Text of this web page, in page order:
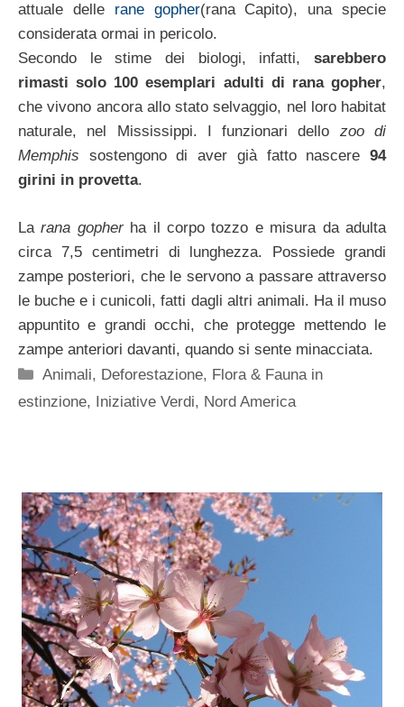
attuale delle rane gopher(rana Capito), una specie
considerata ormai in pericolo.
Secondo le stime dei biologi, infatti, sarebbero
rimasti solo 100 esemplari adulti di rana gopher,
che vivono ancora allo stato selvaggio, nel loro habitat
naturale, nel Mississippi. I funzionari dello zoo di
Memphis sostengono di aver già fatto nascere 94
girini in provetta.
La rana gopher ha il corpo tozzo e misura da adulta
circa 7,5 centimetri di lunghezza. Possiede grandi
zampe posteriori, che le servono a passare attraverso
le buche e i cunicoli, fatti dagli altri animali. Ha il muso
appuntito e grandi occhi, che protegge mettendo le
zampe anteriori davanti, quando si sente minacciata.
Categorie
Animali, Deforestazione, Flora & Fauna in
estinzione, Iniziative Verdi, Nord America